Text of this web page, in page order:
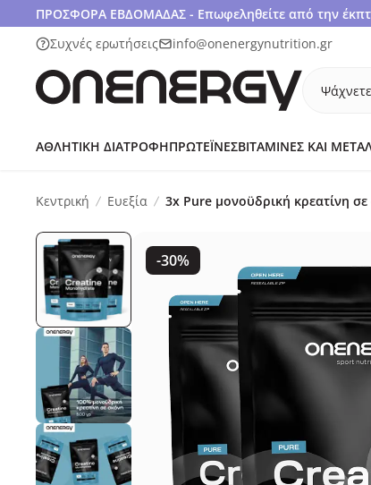
ΠΡΟΣΦΟΡΑ ΕΒΔΟΜΑΔΑΣ - Επωφεληθείτε από την
Συχνές ερωτήσεις
info@onenergynutrition.gr
ΑΘΛΗΤΙΚΉ ΔΙΑΤΡΟΦΉΠΡΩΤΕΪ́ΝΕΣΒΙΤΑΜΊΝΕΣ ΚΑΙ
Κεντρική Ευεξία 3x Pure μονοϋδρική κρεατίνη
-30%